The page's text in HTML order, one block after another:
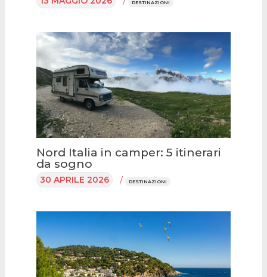
DESTINAZIONI
Nord Italia in camper: 5 itinerari
da sogno
30 APRILE 2026 / DESTINAZIONI